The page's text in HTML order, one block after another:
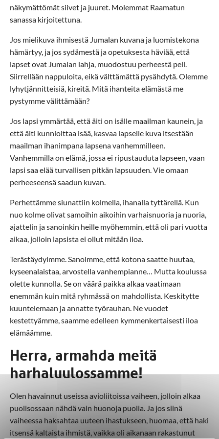
näkymättömät siivet ja juuret. Molemmat Raamatun
sanassa kirjoitettuna.
Jos mielikuva ihmisestä Jumalan kuvana ja luomistekona
hämärtyy, ja jos sydämestä ja opetuksesta häviää, että
lapset ovat Jumalan lahja, muodostuu perheestä peli.
Siirrellään nappuloita, eikä välttämättä pysähdytä. Olemme
lyhytjännitteisiä, kireitä. Mitä ihanteita elämästä me
pystymme välittämään?
Jos lapsi ymmärtää, että äiti on isälle maailman kaunein, ja
että äiti kunnioittaa isää, kasvaa lapselle kuva itsestään
maailman ihanimpana lapsena vanhemmilleen.
Vanhemmilla on elämä, jossa ei ripustauduta lapseen, vaan
lapsi saa elää turvallisen pitkän lapsuuden. Vie omaan
perheeseensä saadun kuvan.
Perhettämme siunattiin kolmella, ihanalla tyttärellä. Kun
nuo kolme olivat samoihin aikoihin varhaisnuoria ja nuoria,
ajattelin ja sanoinkin heille myöhemmin, että oli pari vuotta
aikaa, jolloin lapsista ei ollut mitään iloa.
Terästäydyimme. Sanoimme, että kotona saatte huutaa,
kyseenalaistaa, arvostella vanhempianne… Mutta koulussa
olette kunnolla. Se on väärä paikka alkaa vaatimaan
enemmän kuin mitä ryhmässä on mahdollista. Keskitytte
kuuntelemaan ja annatte työrauhan. Ne vuodet
kestettyämme, saamme edelleen kymmenkertaisesti iloa
elämäämme.
Herra, armahda meitä
harhaluulossamme!
Olen havainnut useissa avioliitoissa vaiheen, jolloin alkaa
puolisossaan nähdä vain huonoja puolia. Ja jos siinä
vaiheessa haksahtaa uuteen ihastukseen, huomaa, että haki
itsensä kaltaista ihmistä, vaikka oli aikanaan rakastunut